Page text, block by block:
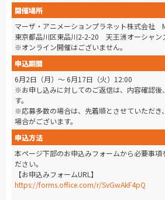
開催場所
マーザ・アニメーションプラネット株式会社
東京都品川区東品川2-2-20 天王洲オーシャン
※オンライン開催はございません。
申込期間
6月2日（月）～ 6月17日（火）12:00
※お申し込みに対してのご返信は、内容確認後
す。
※応募多数の場合は、先着順とさせていただき
場合がございます。
申込方法
本ページ下部のお申込みフォームから必要事項
ださい。
【お申込みフォームURL】
https://forms.office.com/r/SvGwAkF4pQ